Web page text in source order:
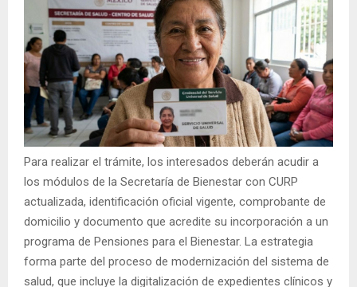
Para realizar el trámite, los interesados deberán acudir a
los módulos de la Secretaría de Bienestar con CURP
actualizada, identificación oficial vigente, comprobante de
domicilio y documento que acredite su incorporación a un
programa de Pensiones para el Bienestar. La estrategia
forma parte del proceso de modernización del sistema de
salud, que incluye la digitalización de expedientes clínicos y